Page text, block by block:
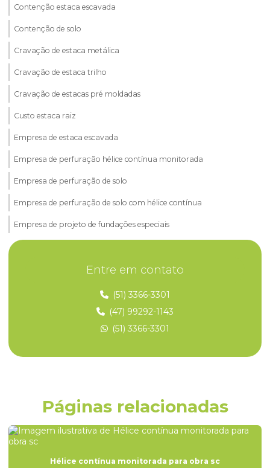
Contenção estaca escavada
Contenção de solo
Cravação de estaca metálica
Cravação de estaca trilho
Cravação de estacas pré moldadas
Custo estaca raiz
Empresa de estaca escavada
Empresa de perfuração hélice contínua monitorada
Empresa de perfuração de solo
Empresa de perfuração de solo com hélice contínua
Empresa de projeto de fundações especiais
Empresa que faz perfuração hélice contínua monitorada
Empresa de solo grampeado
Empresa de sondagem de solo
Empresas de estaca raiz
Empresas de fundações
Empresas de fundações e geotecnia
Empresas de sondagem a percussão
Empresas de sondagem rotativa
Entre em contato
(51) 3366-3301
(47) 99292-1143
(51) 3366-3301
Páginas relacionadas
Hélice contínua monitorada para obra sc